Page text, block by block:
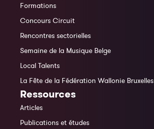
Formations
Concours Circuit
Rencontres sectorielles
Semaine de la Musique Belge
Local Talents
La Fête de la Fédération Wallonie Bruxelles
Ressources
Articles
Publications et études